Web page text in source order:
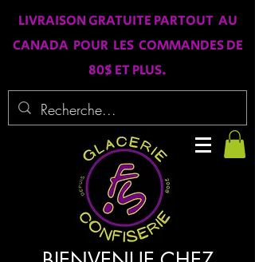
LIVRAISON GRATUITE PARTOUT AU
CANADA POUR LES COMMANDES DE
80$ ET PLUS.